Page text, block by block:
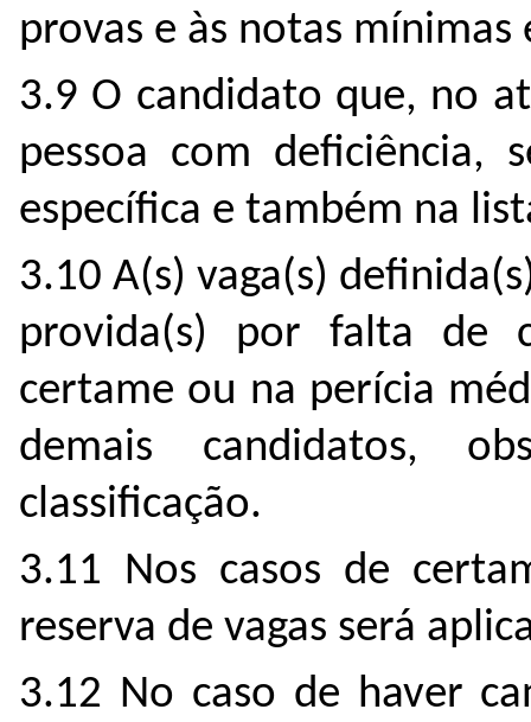
provas e às notas mínimas
3.9 O candidato que, no
pessoa com deficiência,
específica e também na
3.10 A(s) vaga(s)
provida(s) por falta de
certame ou na perícia
demais candidatos,
classificação.
3.11 Nos casos de
reserva de vagas será
3.12 No caso de haver